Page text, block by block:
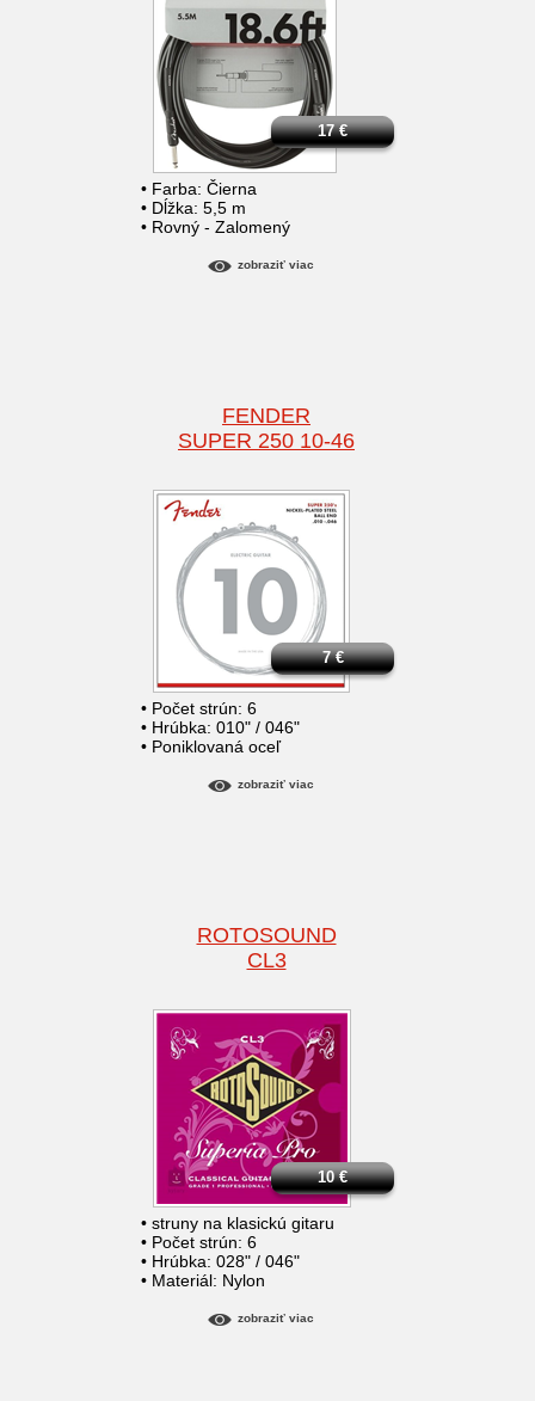
• Farba: Čierna
• Dĺžka: 5,5 m
• Rovný - Zalomený
17€
zobraziť viac
FENDER
SUPER 250 10-46
• Počet strún: 6
• Hrúbka: 010" / 046"
• Poniklovaná oceľ
7€
zobraziť viac
ROTOSOUND
CL3
• struny na klasickú gitaru
• Počet strún: 6
• Hrúbka: 028" / 046"
• Materiál: Nylon
10€
zobraziť viac